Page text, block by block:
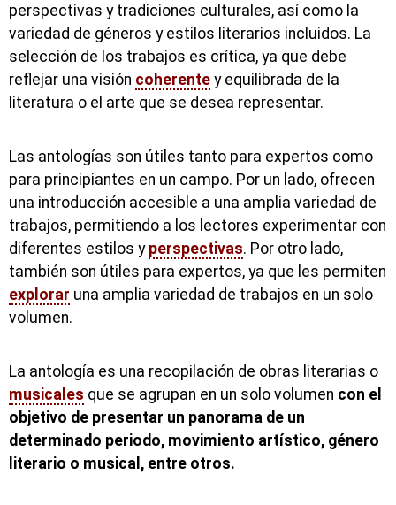
perspectivas y tradiciones culturales, así como la
variedad de géneros y estilos literarios incluidos. La
selección de los trabajos es crítica, ya que debe
reflejar una visión coherente y equilibrada de la
literatura o el arte que se desea representar.
Las antologías son útiles tanto para expertos como
para principiantes en un campo. Por un lado, ofrecen
una introducción accesible a una amplia variedad de
trabajos, permitiendo a los lectores experimentar con
diferentes estilos y perspectivas. Por otro lado,
también son útiles para expertos, ya que les permiten
explorar una amplia variedad de trabajos en un solo
volumen.
La antología es una recopilación de obras literarias o
musicales que se agrupan en un solo volumen con el
objetivo de presentar un panorama de un
determinado periodo, movimiento artístico, género
literario o musical, entre otros.